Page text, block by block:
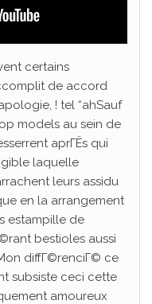
certains
de accord
! tel “ahSauf
models au sein de
aprГЁs qui
laquelle
leurs assidu
en la arrangement
estampille de
bestioles aussi
diffГ©renciГ© ce
subsiste ceci cette
amoureux